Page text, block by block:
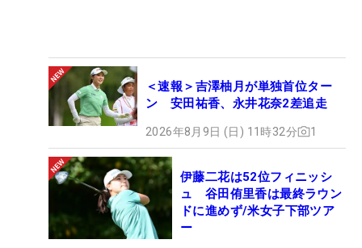
＜速報＞吉澤柚月が単独首位ター
ン 安田祐香、永井花奈2差追走
2026年8月9日 (日) 11時32分 1
伊藤二花は52位フィニッシ
ュ 谷田侑里香は最終ラウン
ドに進めず/米女子下部ツア
ー